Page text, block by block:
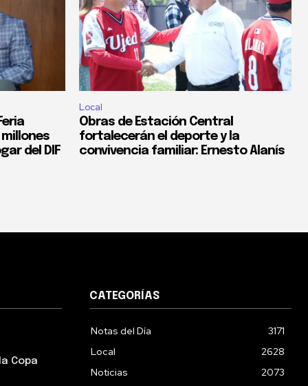
del DIF
Local
Obras de Estación Central
fortalecerán el deporte y la
convivencia familiar: Ernesto Alanís
Copa
CATEGORÍAS
Notas del Día
3171
Local
2628
Noticias
2073